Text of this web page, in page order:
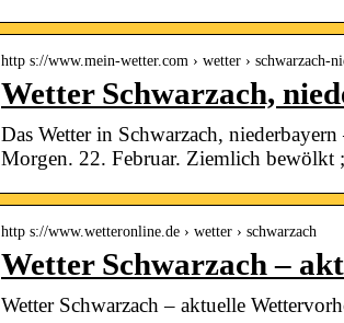
http s://www.mein-wetter.com › wetter › schwarzach-
Wetter Schwarzach,
Das Wetter in Schwarzach,
Morgen. 22. Februar. Ziemlich bewölkt
http s://www.wetteronline.de › wetter › schwarzach
Wetter Schwarzach –
Wetter Schwarzach – aktuelle